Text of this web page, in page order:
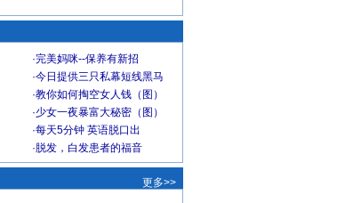
·完美妈咪--保养有新招
·今日提供三只私幕短线黑马
·教你如何掏空女人钱（图）
·少女一夜暴富大秘密（图）
·每天5分钟 英语脱口出
· 脱发，白发患者的福音
更多>>